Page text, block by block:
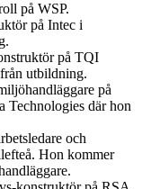
på WSP.
på Intec i
på TQI
utbildning.
på
Technologies där hon
och
Hon kommer